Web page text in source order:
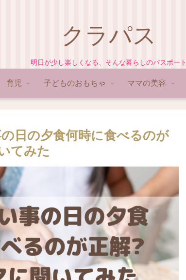
クラパス
明日が少し楽しくなる、そんな暮らしのパスポート
育児 子どものおもちゃ ママの美容
日の夕食何時に食べるのが
てみた